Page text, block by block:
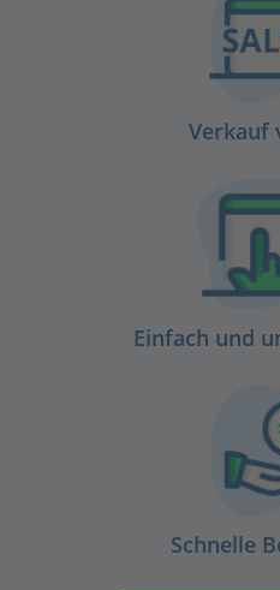
Verkauf
Einfach und
Schnelle